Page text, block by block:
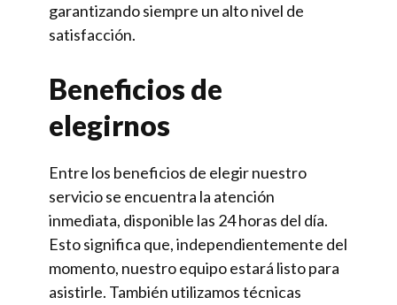
garantizando siempre un alto nivel de
satisfacción.
Beneficios de
elegirnos
Entre los beneficios de elegir nuestro
servicio se encuentra la atención
inmediata, disponible las 24 horas del día.
Esto significa que, independientemente del
momento, nuestro equipo estará listo para
asistirle. También utilizamos técnicas